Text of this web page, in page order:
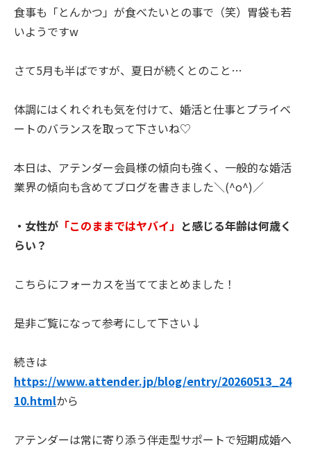
食事も「とんかつ」が食べたいとの事で（笑）胃袋も若
いようですw
さて5月も半ばですが、夏日が続くとのこと…
体調にはくれぐれも気を付けて、婚活と仕事とプライベ
ートのバランスを取って下さいね♡
本日は、アテンダー会員様の傾向も強く、一般的な婚活
業界の傾向も含めてブログを書きました＼(^o^)／
・女性が 「このままではヤバイ」 と感じる年齢は何歳く
らい？
こちらにフォーカスを当ててまとめました！
是非ご覧になって参考にして下さい↓
続きは
https://www.attender.jp/blog/entry/20260513_24
10.htmlから
アテンダーは常に寄り添う伴走型サポートで短期成婚へ